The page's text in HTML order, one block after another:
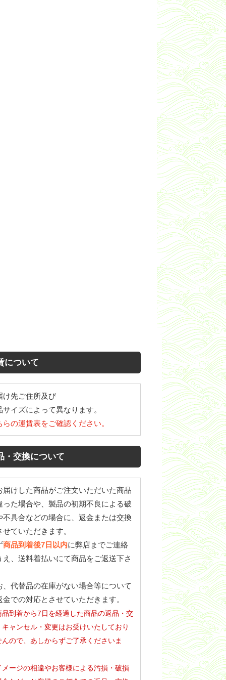
について
け先ご住所及び
サイズによって異なります。
らの運賃表をご確認ください。
・交換について
届けした商品がご注文いただいた商品
った場合や、製品の初期不良による破
不具合などの場合に、返金または交換
せていただきます。
商品到着後7日以内に弊店までご連絡
え、送料着払いにて商品をご返送下さ
、代替品の在庫がない場合等について
金での対応とさせていただきます。
到着から7日を経過した商品の返品・交
キャンセル・変更はお受けいたしており
んので、あしからずご了承くださいま
ージの相違やお客様による汚損・破損